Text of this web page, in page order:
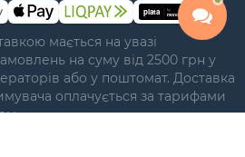
мається на увазі
на суму від 2500 грн у
або у поштомат. Доставка
оплачується за тарифами